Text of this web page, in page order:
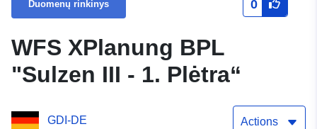
Duomenų rinkinys 0
WFS XPlanung BPL
"Sulzen III - 1. Plėtra“
GDI-DE Actions